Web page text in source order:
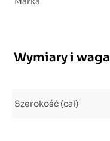
Wymiary i waga
Szerokość (cal)